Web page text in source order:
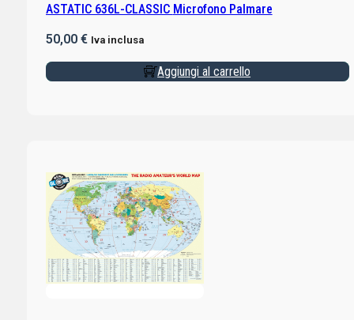
ASTATIC 636L-CLASSIC Microfono Palmare
50,00 € Iva inclusa
Aggiungi al carrello